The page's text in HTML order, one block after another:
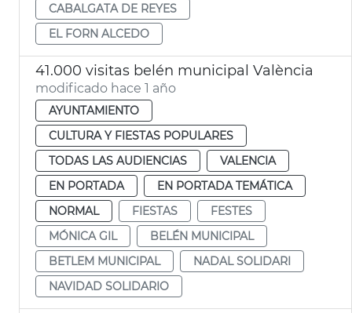
CABALGATA DE REYES
EL FORN ALCEDO
41.000 visitas belén municipal València
modificado hace 1 año
AYUNTAMIENTO
CULTURA Y FIESTAS POPULARES
TODAS LAS AUDIENCIAS
VALENCIA
EN PORTADA
EN PORTADA TEMÁTICA
NORMAL
FIESTAS
FESTES
MÓNICA GIL
BELÉN MUNICIPAL
BETLEM MUNICIPAL
NADAL SOLIDARI
NAVIDAD SOLIDARIO